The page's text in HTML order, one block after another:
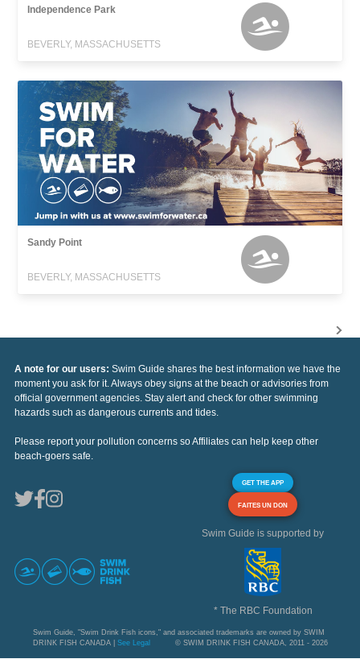
Independence Park
BEVERLY, MASSACHUSETTS
Sandy Point
BEVERLY, MASSACHUSETTS
A note for our users: Swim Guide shares the best information we have the
moment you ask for it. Always obey signs at the beach or advisories from
official government agencies. Stay alert and check for other swimming
hazards such as dangerous currents and tides.
Please report your pollution concerns so Affiliates can help keep other
beach-goers safe.
GET THE APP
FAITES UN DON
Swim Guide is supported by
* The RBC Foundation
Swim Guide, "Swim Drink Fish icons," and associated trademarks are owned by SWIM
DRINK FISH CANADA | See Legal © SWIM DRINK FISH CANADA, 2011 - 2026